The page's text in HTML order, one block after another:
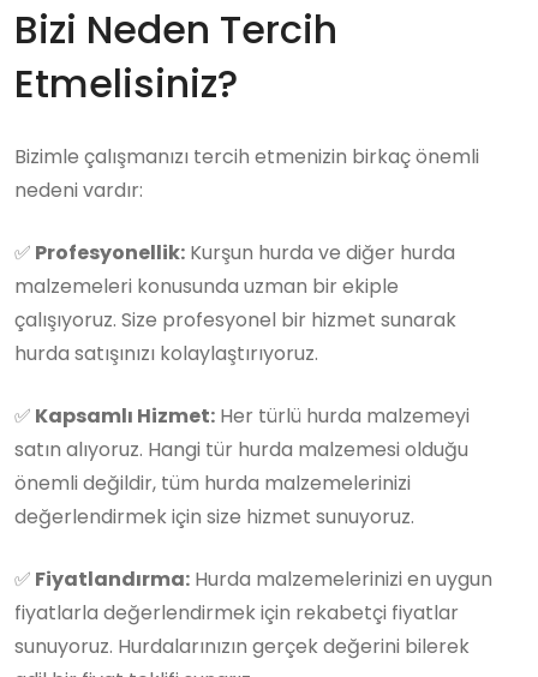
Bizi Neden Tercih
Etmelisiniz?
Bizimle çalışmanızı tercih etmenizin birkaç önemli
nedeni vardır:
✅ Profesyonellik: Kurşun hurda ve diğer hurda
malzemeleri konusunda uzman bir ekiple
çalışıyoruz. Size profesyonel bir hizmet sunarak
hurda satışınızı kolaylaştırıyoruz.
✅ Kapsamlı Hizmet: Her türlü hurda malzemeyi
satın alıyoruz. Hangi tür hurda malzemesi olduğu
önemli değildir, tüm hurda malzemelerinizi
değerlendirmek için size hizmet sunuyoruz.
✅ Fiyatlandırma: Hurda malzemelerinizi en uygun
fiyatlarla değerlendirmek için rekabetçi fiyatlar
sunuyoruz. Hurdalarınızın gerçek değerini bilerek